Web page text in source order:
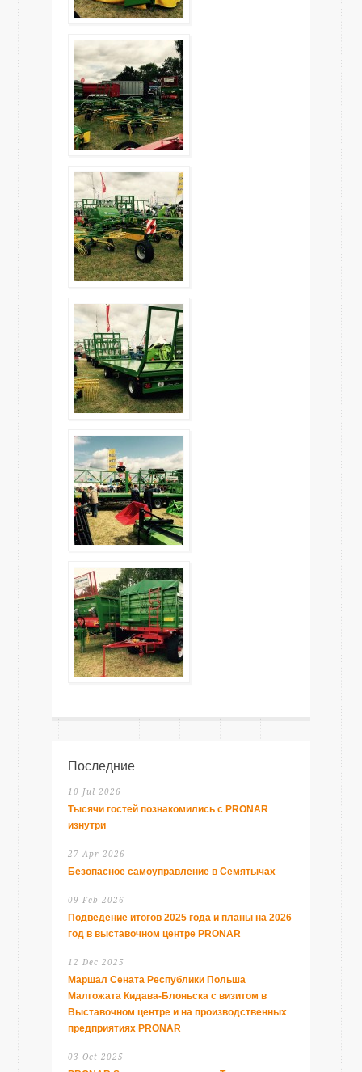
Последние
10 Jul 2026
Тысячи гостей познакомились с PRONAR
изнутри
27 Apr 2026
Безопасное самоуправление в Семятычах
09 Feb 2026
Подведение итогов 2025 года и планы на 2026
год в выставочном центре PRONAR
12 Dec 2025
Маршал Сената Республики Польша
Малгожата Кидава-Блоньска с визитом в
Выставочном центре и на производственных
предприятиях PRONAR
03 Oct 2025